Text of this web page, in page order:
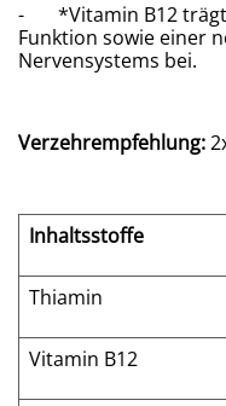
- *Vitamin B12 trägt
Funktion sowie einer
Nervensystems bei.
Verzehrempfehlung:
Inhaltsstoffe
Thiamin
Vitamin B12